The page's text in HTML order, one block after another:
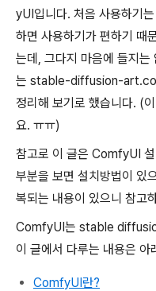
yUI입니다. 처음 사용하기
하면 사용하기가 편하기 때
는데, 그다지 마음에 들지
는 stable-diffusion-
정리해 보기로 했습니다. (
요. ㅠㅠ)
참고로 이 글은 ComfyUI
부분을 보면 설치방법이
복되는 내용이 있으니 참고
ComfyUI는 stable
이 글에서 다루는 내용은 아
ComfyUI란?